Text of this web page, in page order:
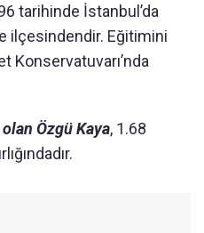
tarihinde İstanbul’da
ilçesindendir. Eğitimini
Konservatuvarı’nda
Özgü Kaya, 1.68